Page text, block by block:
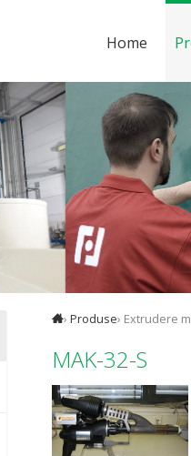
Home
› Produse› Extrudere
MAK-32-S